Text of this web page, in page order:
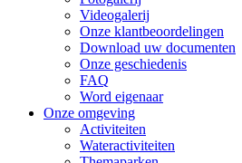
Videogalerij
Onze klantbeoordelingen
Download uw documenten
Onze geschiedenis
FAQ
Word eigenaar
Onze omgeving
Activiteiten
Wateractiviteiten